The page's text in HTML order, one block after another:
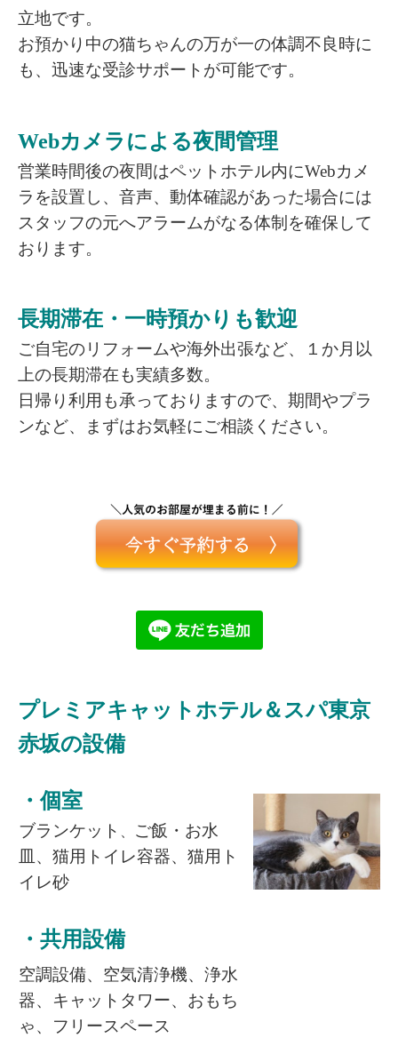
立地です。
お預かり中の猫ちゃんの万が一の体調不良時に
も、迅速な受診サポートが可能です。
Webカメラによる夜間管理
営業時間後の夜間はペットホテル内にWebカメ
ラを設置し、音声、動体確認があった場合には
スタッフの元へアラームがなる体制を確保して
おります。
長期滞在・一時預かりも歓迎
ご自宅のリフォームや海外出張など、１か月以
上の長期滞在も実績多数。
日帰り利用も承っておりますので、期間やプラ
ンなど、まずはお気軽にご相談ください。
プレミアキャットホテル＆スパ東京
赤坂の設備
・個室
ブランケット
ご飯・お水
皿、 猫用トイレ容器、 猫用ト
イレ砂
・共用設備
空調設備、空気清浄機、浄水
器、キャットタワー、おもち
ゃ、フリースペース